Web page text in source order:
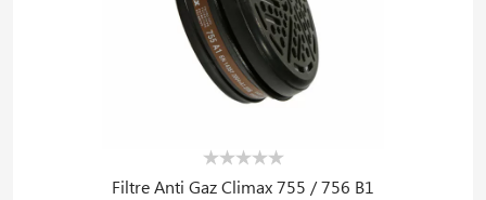
Filtre Anti Gaz Climax 755 / 756 B1